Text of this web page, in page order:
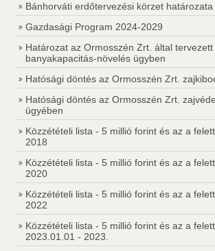
Bánhorváti erdőtervezési körzet határozata
Gazdasági Program 2024-2029
Határozat az Ormosszén Zrt. által tervezett
banyakapacitás-növelés ügyben
Hatósági döntés az Ormosszén Zrt.
Hatósági döntés az Ormosszén Zrt.
ügyében
Közzétételi lista - 5 millió forint és az a
2018
Közzétételi lista - 5 millió forint és az a
2020
Közzétételi lista - 5 millió forint és az a
2022
Közzétételi lista - 5 millió forint és az a
2023.01.01 - 2023.